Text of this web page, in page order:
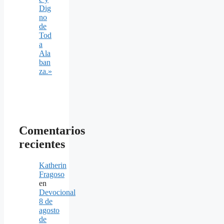
Dig
no
de
Tod
a
Ala
ban
za.»
Comentarios
recientes
Katherin
Fragoso
en
Devocional
8 de
agosto
de